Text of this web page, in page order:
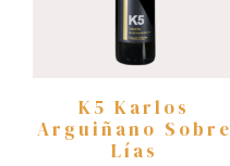
K5 Karlos
Arguiñano Sobre
Lías